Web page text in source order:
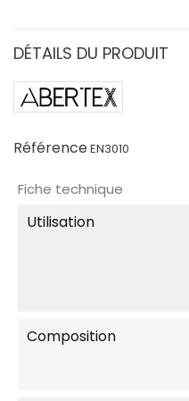
DÉTAILS DU PRODUIT
RéférenceEN3010
Fiche technique
Utilisation
Composition